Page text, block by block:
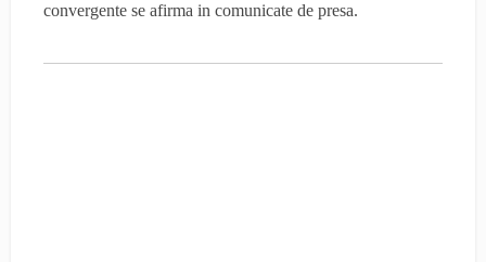
convergente se afirma in comunicate de presa.